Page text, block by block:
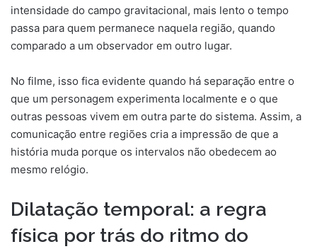
intensidade do campo gravitacional, mais lento o tempo
passa para quem permanece naquela região, quando
comparado a um observador em outro lugar.
No filme, isso fica evidente quando há separação entre o
que um personagem experimenta localmente e o que
outras pessoas vivem em outra parte do sistema. Assim, a
comunicação entre regiões cria a impressão de que a
história muda porque os intervalos não obedecem ao
mesmo relógio.
Dilatação temporal: a regra
física por trás do ritmo do